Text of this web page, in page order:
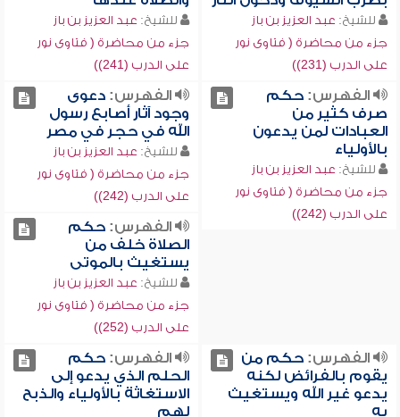
للشيخ: عبد العزيز بن باز
جزء من محاضرة ( فتاوى نور
على الدرب (231))
للشيخ: عبد العزيز بن باز
جزء من محاضرة ( فتاوى نور
على الدرب (241))
الفهرس:حكم
صرف كثير من
العبادات لمن يدعون
بالأولياء
للشيخ: عبد العزيز بن باز
جزء من محاضرة ( فتاوى نور
على الدرب (242))
الفهرس:دعوى
وجود آثار أصابع رسول
الله في حجر في مصر
للشيخ: عبد العزيز بن باز
جزء من محاضرة ( فتاوى نور
على الدرب (242))
الفهرس:حكم
الصلاة خلف من
يستغيث بالموتى
للشيخ: عبد العزيز بن باز
جزء من محاضرة ( فتاوى نور
على الدرب (252))
الفهرس:حكم من
يقوم بالفرائض لكنه
يدعو غير الله ويستغيث
به
الفهرس:حكم
الحلم الذي يدعو إلى
الاستغاثة بالأولياء والذبح
لهم